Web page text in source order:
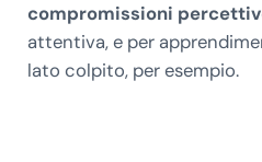
compromissioni
attentiva, e per
lato colpito, per esempio.